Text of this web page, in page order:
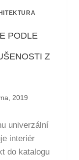
PODLE
Z
2019
univerzální
interiér
do katalogu